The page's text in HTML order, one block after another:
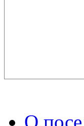
О